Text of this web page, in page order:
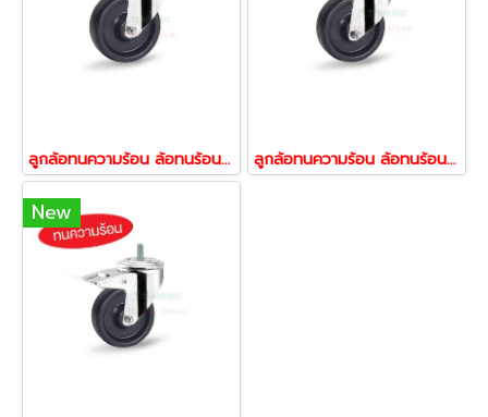
ลูกล้อทนความร้อน ล้อทนร้อน รับน้ำหนัก 100-750 ขาสแตนเลส ขารูเบรก รุ่น BOG ยี่ห้อ TENTE ลูกล้อทนความร้อน ล้อทนร้อน รับน้ำหนัก 100-750 ขาสแตนเลส ขาสกรูหมุน รุ่น BOG ยี่ห้อ TENTE
New